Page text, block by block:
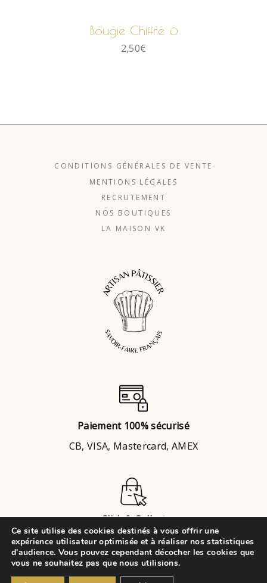
Bougie Chiffre 6
2,50€
CONDITIONS GÉNÉRALES DE VENTE
MENTIONS LÉGALES
RECRUTEMENT
NOS BOUTIQUES
LA MAISON VK
Paiement 100% sécurisé
CB, VISA, Mastercard, AMEX
Click & Collect
BrignaisouChaponost
Ce site utilise des cookies destinés à vous offrir une
expérience utilisateur optimisée et à réaliser nos statistiques
d'audience. Vous pouvez cependant décocher les cookies que
vous ne souhaitez pas que nous utilisions.